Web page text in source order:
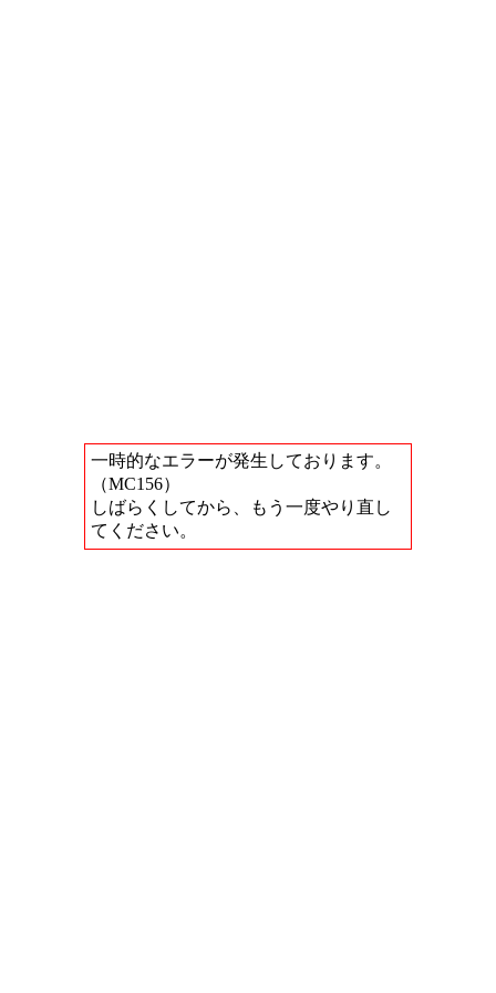
一時的なエラーが発生しております。
（MC156）
しばらくしてから、もう一度やり直し
てください。